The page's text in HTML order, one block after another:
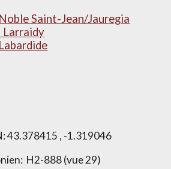
Saint-Jean/Jauregia
Larraidy
43.378415 , -1.319046
H2-888 (vue 29)